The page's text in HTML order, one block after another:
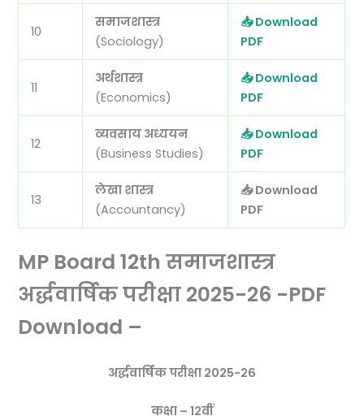
10
समाजशास्त्र
(Sociology)
📥 Download
PDF
11
अर्थशास्त्र
(Economics)
📥 Download
PDF
12
व्यवसाय अध्ययन
(Business Studies)
📥 Download
PDF
13
लेखा शास्त्र
(Accountancy)
📥 Download
PDF
MP Board 12th समाजशास्त्र
अर्द्धवार्षिक परीक्षा 2025-26 -PDF
Download –
अर्द्धवार्षिक परीक्षा 2025-26
कक्षा – 12वीं